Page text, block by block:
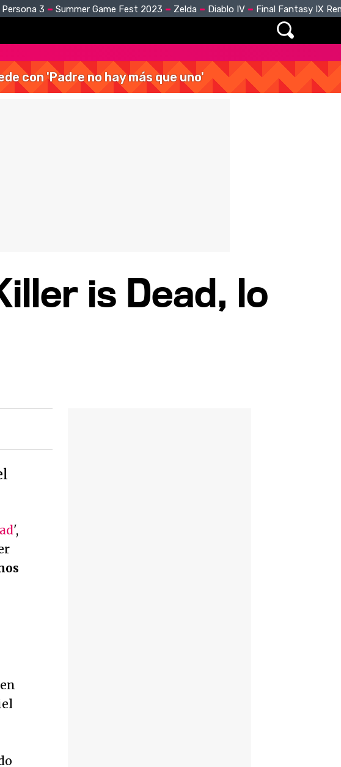
Persona 3 Summer Game Fest 2023 Zelda Diablo IV Final Fantasy IX
con 'Padre no hay más que uno'
is Dead, lo
',